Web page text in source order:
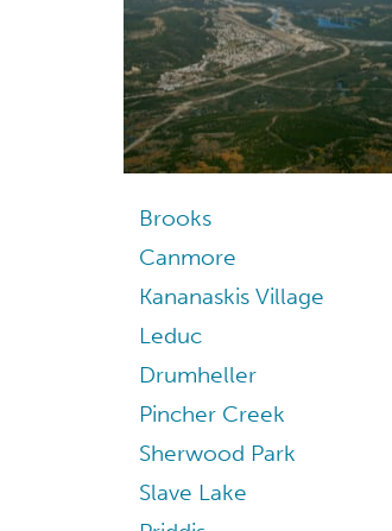
Brooks
Canmore
Kananaskis Village
Leduc
Drumheller
Pincher Creek
Sherwood Park
Slave Lake